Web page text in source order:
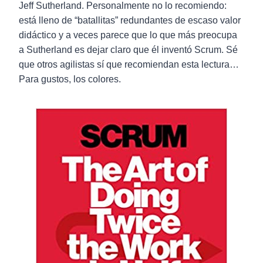
Jeff Sutherland. Personalmente no lo recomiendo:
está lleno de “batallitas” redundantes de escaso valor
didáctico y a veces parece que lo que más preocupa
a Sutherland es dejar claro que él inventó Scrum. Sé
que otros agilistas sí que recomiendan esta lectura…
Para gustos, los colores.